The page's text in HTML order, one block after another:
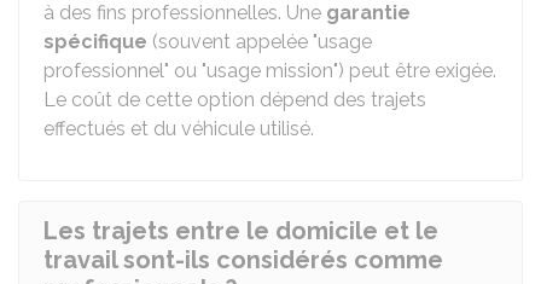
à des fins professionnelles. Une garantie
spécifique (souvent appelée "usage
professionnel" ou "usage mission") peut être exigée.
Le coût de cette option dépend des trajets
effectués et du véhicule utilisé.
Les trajets entre le domicile et le
travail sont-ils considérés comme